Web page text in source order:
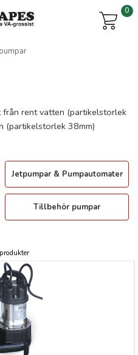
0
från rent vatten (partikelstorlek
(partikelstorlek 38mm)
Jetpumpar & Pumpautomater
Tillbehör pumpar